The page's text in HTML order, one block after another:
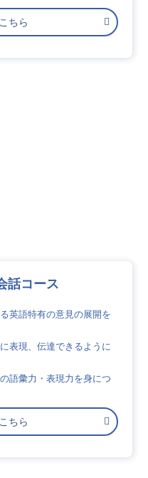
ちら
話コース
英語特有の意見の展開を
表現、伝達できるように
語彙力・表現力を身につ
ちら